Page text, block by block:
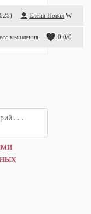
Елена Новак W
мышления 0.0/0